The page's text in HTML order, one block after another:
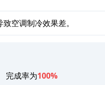
空调制冷效果差。
完成率为100%